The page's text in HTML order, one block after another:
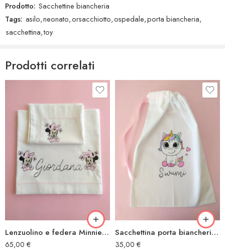
Prodotto: Sacchettine biancheria
Tags: asilo,neonato,orsacchiotto,ospedale,porta biancheria,
sacchettina,toy
Prodotti correlati
Lenzuolino e federa Minnie farfalle
65,00 €
Sacchettina porta biancheria Unicorno cuori
35,00 €